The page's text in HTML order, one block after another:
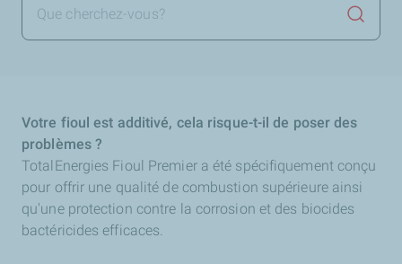
Votre fioul est additivé, cela risque-t-il de poser des
problèmes ?
TotalEnergies Fioul Premier a été spécifiquement conçu
pour offrir une qualité de combustion supérieure ainsi
qu'une protection contre la corrosion et des biocides
bactéricides efficaces.